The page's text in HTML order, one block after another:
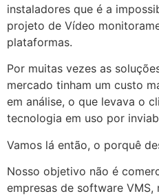
instaladores que é a
projeto de Vídeo
plataformas.
Por muitas vezes as
mercado tinham um custo
em análise, o que levava o
tecnologia em uso por
Vamos lá então, o porquê
Nosso objetivo não é
empresas de software VMS,